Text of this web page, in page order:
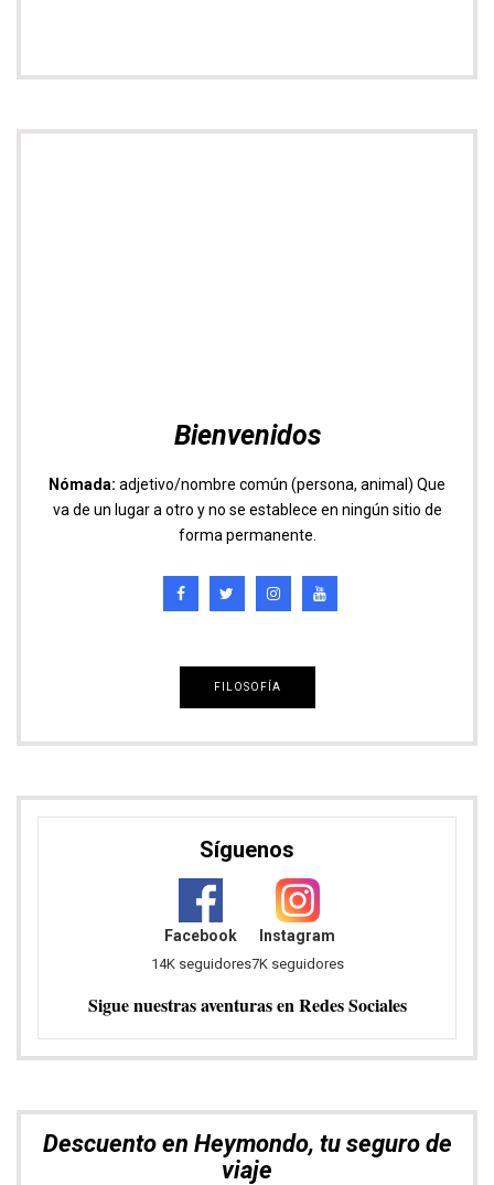
Bienvenidos
Nómada: adjetivo/nombre común (persona, animal) Que
va de un lugar a otro y no se establece en ningún sitio de
forma permanente.
FILOSOFÍA
Síguenos
Facebook
14K seguidores
Instagram
7K seguidores
Sigue nuestras aventuras en Redes Sociales
Descuento en Heymondo, tu seguro de
viaje